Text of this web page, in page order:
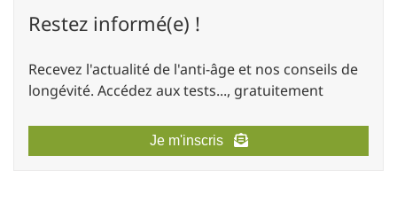
Restez informé(e) !
Recevez l'actualité de l'anti-âge et nos conseils de
longévité. Accédez aux tests..., gratuitement
Je m'inscris